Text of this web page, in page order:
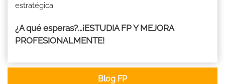
estratégica.
¿A qué esperas?...¡ESTUDIA FP Y MEJORA
PROFESIONALMENTE!
Blog FP